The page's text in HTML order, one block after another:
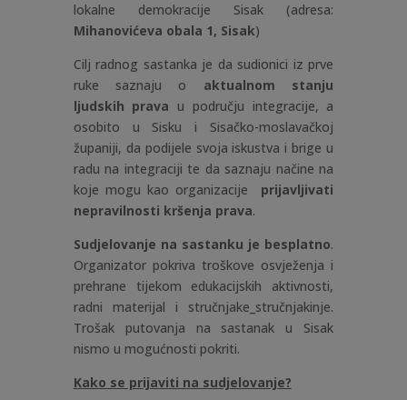
lokalne demokracije Sisak (adresa:
Mihanovićeva obala 1, Sisak)
Cilj radnog sastanka je da sudionici iz prve
ruke saznaju o aktualnom stanju
ljudskih prava u području integracije, a
osobito u Sisku i Sisačko-moslavačkoj
županiji, da podijele svoja iskustva i brige u
radu na integraciji te da saznaju načine na
koje mogu kao organizacije prijavljivati
nepravilnosti kršenja prava.
Sudjelovanje na sastanku je besplatno.
Organizator pokriva troškove osvježenja i
prehrane tijekom edukacijskih aktivnosti,
radni materijal i stručnjake_stručnjakinje.
Trošak putovanja na sastanak u Sisak
nismo u mogućnosti pokriti.
Kako se prijaviti na sudjelovanje?